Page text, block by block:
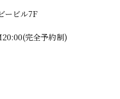
ービル7F
完全予約制)